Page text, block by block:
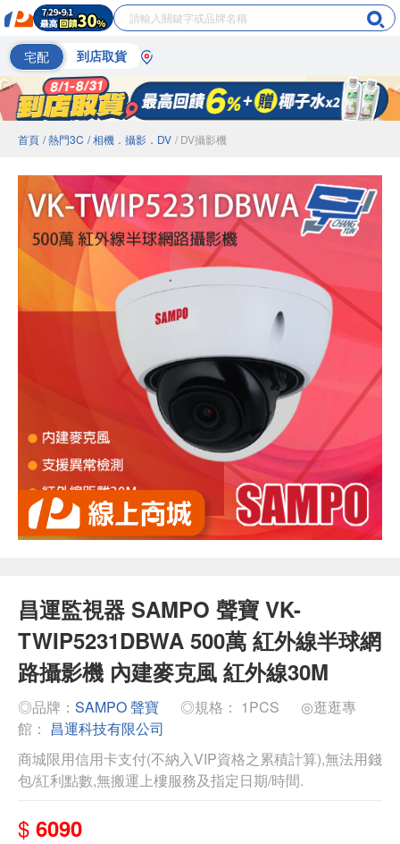
宅配 到店取貨
首頁 / 熱門3C / 相機．攝影．DV / DV攝影機
昌運監視器 SAMPO 聲寶 VK-
TWIP5231DBWA 500萬 紅外線半球網
路攝影機 內建麥克風 紅外線30M
◎品牌： SAMPO 聲寶 ◎規格： 1PCS
◎逛逛專
館： 昌運科技有限公司
商城限用信用卡支付(不納入VIP資格之累積計算),無法用錢
包/紅利點數,無搬運上樓服務及指定日期/時間.
$ 6090